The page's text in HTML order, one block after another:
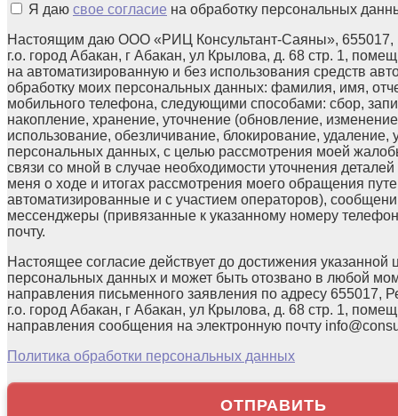
Я даю свое согласие на обработку персональных
Настоящим даю ООО «РИЦ Консультант-Саяны», 655017,
г.о. город Абакан, г Абакан, ул Крылова, д. 68 стр. 1,
на автоматизированную и без использования средств
обработку моих персональных данных: фамилия, имя,
мобильного телефона, следующими способами: сбор,
накопление, хранение, уточнение (обновление,
использование, обезличивание, блокирование, удаление,
персональных данных, с целью рассмотрения моей
связи со мной в случае необходимости уточнения
меня о ходе и итогах рассмотрения моего обращения
автоматизированные и с участием операторов),
мессенджеры (привязанные к указанному номеру
почту.
Настоящее согласие действует до достижения указанной
персональных данных и может быть отозвано в любой
направления письменного заявления по адресу 655017,
г.о. город Абакан, г Абакан, ул Крылова, д. 68 стр. 1,
направления сообщения на электронную почту
Политика обработки персональных данных